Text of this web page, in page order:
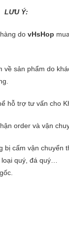
LƯU Ý:
do vHsHop
về sản phẩm do
hỗ trợ tư vấn cho
order và vận
bị cấm vận
quý, đá quý…